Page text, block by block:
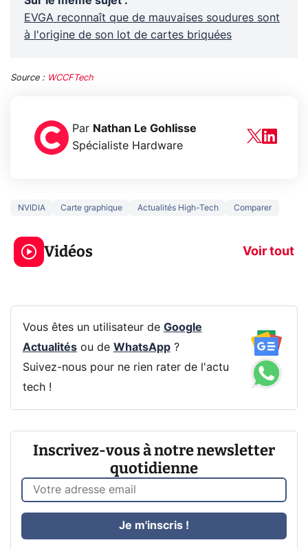
EVGA reconnaît que de mauvaises soudures sont
à l'origine de son lot de cartes briquées
Source : WCCFTech
Par Nathan Le Gohlisse
Spécialiste Hardware
NVIDIA Carte graphique Actualités High-Tech Comparer
Vidéos Voir tout
3 écrans en 1 pour
319€ ? Voici L'AOC
CQ32G4ZA !
5
prochaine
Vous êtes un utilisateur de Google
Actualitésou de WhatsApp?
Suivez-nous pour ne rien rater de l'actu
tech !
Inscrivez-vous à notre newsletter
quotidienne
Je m'inscris !